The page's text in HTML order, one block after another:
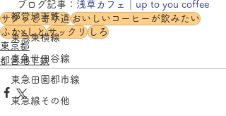
都営地下鉄
東急東横線
東急世田谷線
東急田園都市線
東急線その他
ブログ記事： 浅草カフェ｜up to you coffee
サクッと寄り道おいしいコーヒーが飲みたい
ふか×しとサックリしろ
東京都
都営地下鉄